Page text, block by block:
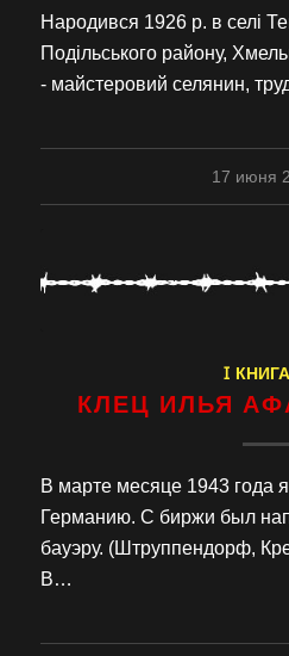
Народився 1926 р. в селі
Подільського району,
- майстеровий селянин,
17 июня
I КНИГА
КЛЕЦ ИЛЬЯ
В марте месяце 1943 года
Германию. С биржи был
бауэру. (Штруппендорф,
В…